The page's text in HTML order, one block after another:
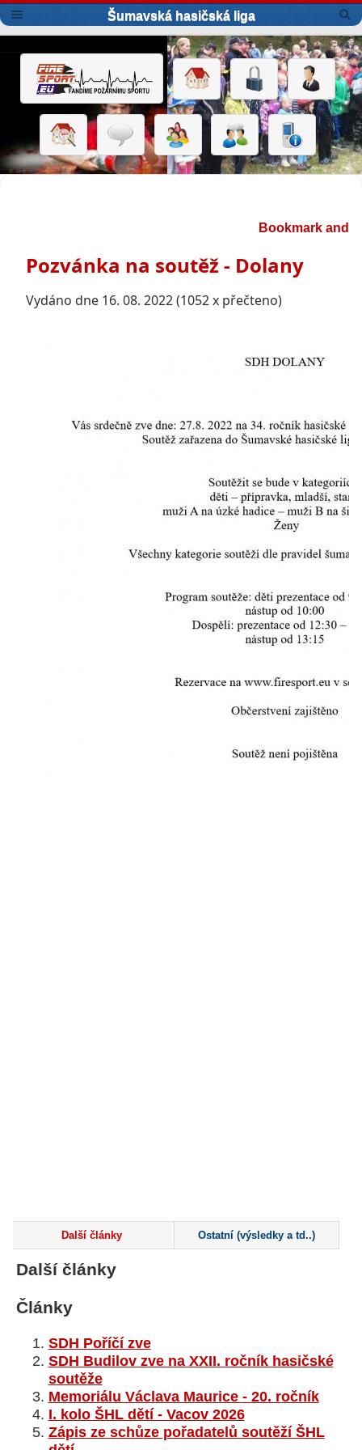
Šumavská hasičská liga
Pozvánka na soutěž - Dolany
Vydáno dne 16. 08. 2022 (1052 x přečteno)
Další články Ostatní (výsledky a td..)
Další články
Články
SDH Poříčí zve
SDH Budilov zve na XXII. ročník hasičské
soutěže
Memoriálu Václava Maurice - 20. ročník
I. kolo ŠHL dětí - Vacov 2026
Zápis ze schůze pořadatelů soutěží ŠHL